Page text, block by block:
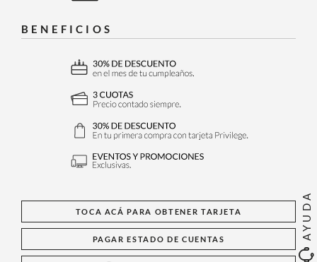
AYUDA
BENEFICIOS
TOCA ACÁ PARA OBTENER TARJETA
PAGAR ESTADO DE CUENTAS